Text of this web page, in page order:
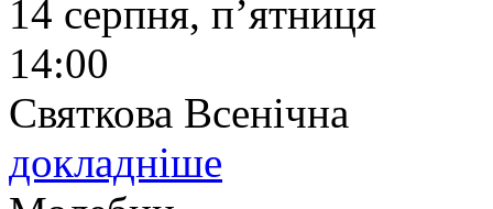
14 серпня, п’ятниця
14:00
Святкова Всенічна
докладніше